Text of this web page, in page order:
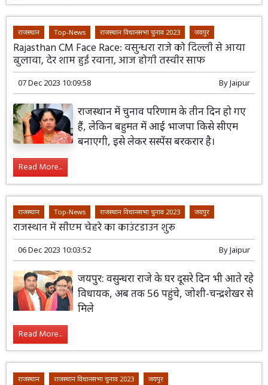
राजस्थान Top-News राजस्थान विधानसभा चुनाव 2023 जयपुर
Rajasthan CM Face Race: वसुन्धरा राजे को दिल्ली से आया
बुलावा, देर शाम हुई रवाना, आज होगी तस्वीर साफ
07 Dec 2023 10:09:58 ByJaipur
राजस्थान में चुनाव परिणाम के तीन दिन हो गए
हैं, लेकिन बहुमत में आई भाजपा किसे सीएम
बनाएगी, इसे लेकर सस्पेंस बरकरार है।
Read More...
राजस्थान Top-News राजस्थान विधानसभा चुनाव 2023 जयपुर
राजस्थान में सीएम चेहरे का काउंटडाउन शुरू
06 Dec 2023 10:03:52 ByJaipur
जयपुर: वसुन्धरा राजे के घर दूसरे दिन भी आते रहे
विधायक, अब तक 56 पहुंचे, जोशी-चन्द्रशेखर से
मिले
Read More...
राजस्थान राजस्थान विधानसभा चुनाव 2023 जयपुर